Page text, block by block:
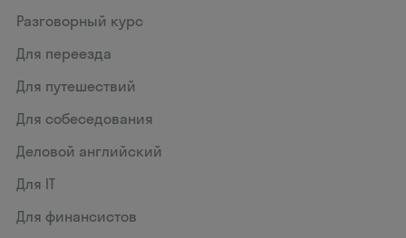
Разговорный курс
Для переезда
Для путешествий
Для собеседования
Деловой английский
Для IT
Для финансистов